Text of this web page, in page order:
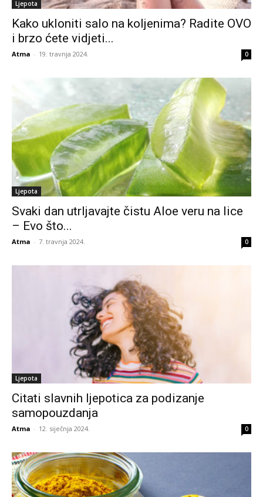
Ljepota
Kako ukloniti salo na koljenima? Radite OVO
i brzo ćete vidjeti...
Atma - 19. travnja 2024. 0
Ljepota
Svaki dan utrljavajte čistu Aloe veru na lice
– Evo što...
Atma - 7. travnja 2024. 0
Ljepota
Citati slavnih ljepotica za podizanje
samopouzdanja
Atma - 12. siječnja 2024. 0